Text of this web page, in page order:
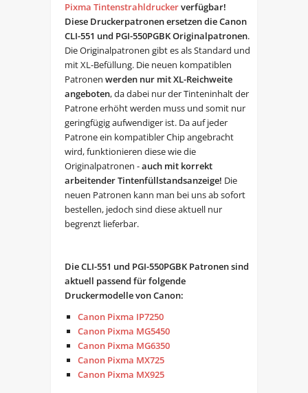
Pixma Tintenstrahldruckerverfügbar!
Diese Druckerpatronen ersetzen die Canon
CLI-551 und PGI-550PGBK Originalpatronen.
Die Originalpatronen gibt es als Standard und
mit XL-Befüllung. Die neuen kompatiblen
Patronen werden nur mit XL-Reichweite
angeboten, da dabei nur der Tinteninhalt der
Patrone erhöht werden muss und somit nur
geringfügig aufwendiger ist. Da auf jeder
Patrone ein kompatibler Chip angebracht
wird, funktionieren diese wie die
Originalpatronen -auch mit korrekt
arbeitender Tintenfüllstandsanzeige! Die
neuen Patronen kann man bei uns ab sofort
bestellen, jedoch sind diese aktuell nur
begrenzt lieferbar.
Die CLI-551 und PGI-550PGBK Patronen sind
aktuell passend für folgende
Druckermodelle von Canon:
Canon Pixma IP7250
Canon Pixma MG5450
Canon Pixma MG6350
Canon Pixma MX725
Canon Pixma MX925